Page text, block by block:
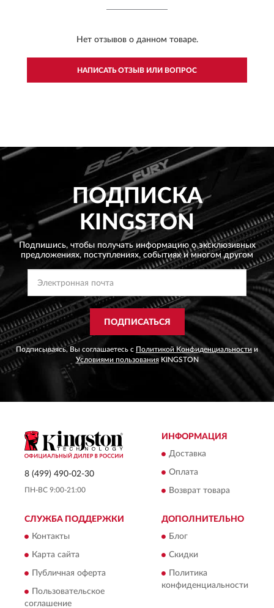
Нет отзывов о данном товаре.
НАПИСАТЬ ОТЗЫВ ИЛИ ВОПРОС
ПОДПИСКА
KINGSTON
Подпишись, чтобы получать информацию о эксклюзивных
предложениях, поступлениях, событиях и многом другом
ПОДПИСАТЬСЯ
Подписываясь, Вы соглашаетесь с Политикой Конфиденциальности и
Условиями пользованияKINGSTON
8 (499) 490-02-30
ПН-ВС 9:00-21:00
ИНФОРМАЦИЯ
Доставка
Оплата
Возврат товара
СЛУЖБА ПОДДЕРЖКИ
Контакты
Карта сайта
Публичная оферта
Пользовательское
соглашение
ДОПОЛНИТЕЛЬНО
Блог
Скидки
Политика
конфиденциальности